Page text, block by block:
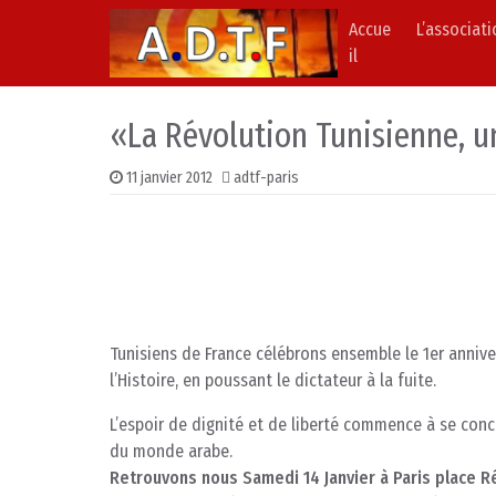
Skip to content
Main Navigation
Accue
il
«La Révolution Tunisienne,
11 janvier 2012 adtf-paris
Tunisiens de France célébrons ensemble le 1er
l’Histoire, en poussant le dictateur à la fuite.
L’espoir de dignité et de liberté commence à se
du monde arabe.
Retrouvons nous Samedi 14 Janvier à Paris